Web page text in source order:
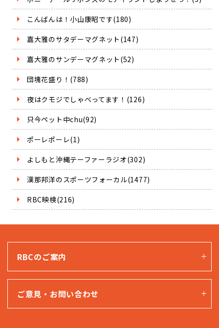
こんばんは！小山康昭です(180)
嘉大雅のサタデーマグネット(147)
嘉大雅のサンデーマグネット(52)
団塊花盛り！(788)
夜はクモジでしゃべってます！(126)
只今ペット中chu(92)
ポーレポーレ(1)
よしもと沖縄テーファーラジオ(302)
漢那邦洋のスポーツフォーカル(1477)
RBC映検(216)
RBCのご案内
ご意見・お問い合わせ